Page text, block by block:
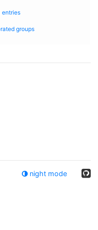
entries
groups
night mode